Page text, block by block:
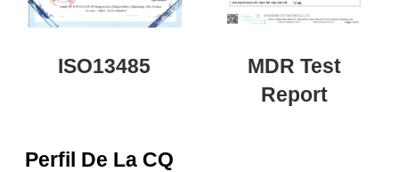
ISO13485
MDR Test
Report
Perfil De La CQ